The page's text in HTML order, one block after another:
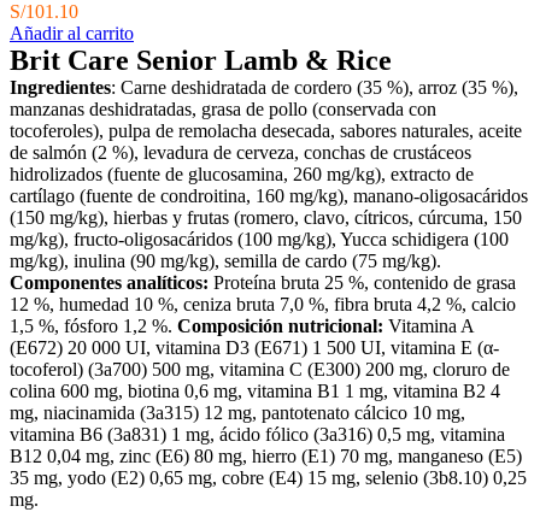
S/101.10
Añadir al carrito
Brit Care Senior Lamb & Rice
Ingredientes: Carne deshidratada de cordero (35 %), arroz (35 %),
manzanas deshidratadas, grasa de pollo (conservada con
tocoferoles), pulpa de remolacha desecada, sabores naturales, aceite
de salmón (2 %), levadura de cerveza, conchas de crustáceos
hidrolizados (fuente de glucosamina, 260 mg/kg), extracto de
cartílago (fuente de condroitina, 160 mg/kg), manano-oligosacáridos
(150 mg/kg), hierbas y frutas (romero, clavo, cítricos, cúrcuma, 150
mg/kg), fructo-oligosacáridos (100 mg/kg), Yucca schidigera (100
mg/kg), inulina (90 mg/kg), semilla de cardo (75 mg/kg).
Componentes analíticos: Proteína bruta 25 %, contenido de grasa
12 %, humedad 10 %, ceniza bruta 7,0 %, fibra bruta 4,2 %, calcio
1,5 %, fósforo 1,2 %. Composición nutricional: Vitamina A
(E672) 20 000 UI, vitamina D3 (E671) 1 500 UI, vitamina E (α-
tocoferol) (3a700) 500 mg, vitamina C (E300) 200 mg, cloruro de
colina 600 mg, biotina 0,6 mg, vitamina B1 1 mg, vitamina B2 4
mg, niacinamida (3a315) 12 mg, pantotenato cálcico 10 mg,
vitamina B6 (3a831) 1 mg, ácido fólico (3a316) 0,5 mg, vitamina
B12 0,04 mg, zinc (E6) 80 mg, hierro (E1) 70 mg, manganeso (E5)
35 mg, yodo (E2) 0,65 mg, cobre (E4) 15 mg, selenio (3b8.10) 0,25
mg.